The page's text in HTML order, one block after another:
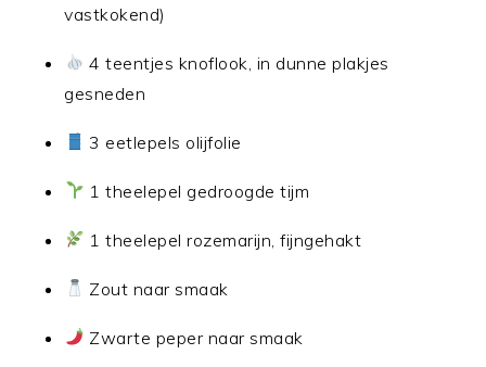
vastkokend)
4 teentjes knoflook, in dunne plakjes
gesneden
3 eetlepels olijfolie
1 theelepel gedroogde tijm
1 theelepel rozemarijn, fijngehakt
Zout naar smaak
Zwarte peper naar smaak